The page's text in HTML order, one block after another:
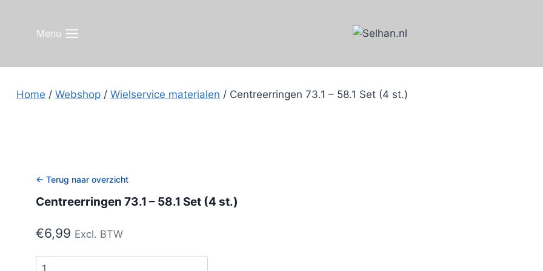
Menu
Home / Webshop / Wielservice materialen / Centreerringen 73.1 – 58.1 Set (4 st.)
← Terug naar overzicht
Centreerringen 73.1 – 58.1 Set (4 st.)
€6,99 Excl. BTW
Centreerringen